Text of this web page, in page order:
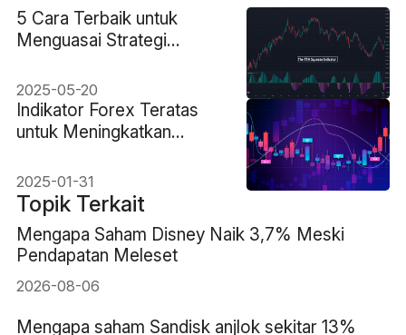
5 Cara Terbaik untuk
Menguasai Strategi
Squeeze
2025-05-20
Indikator Forex Teratas
untuk Meningkatkan
Anda
2025-01-31
Topik Terkait
Mengapa Saham Disney Naik 3,7% Meski
Pendapatan Meleset
2026-08-06
Mengapa saham Sandisk anjlok sekitar 13%